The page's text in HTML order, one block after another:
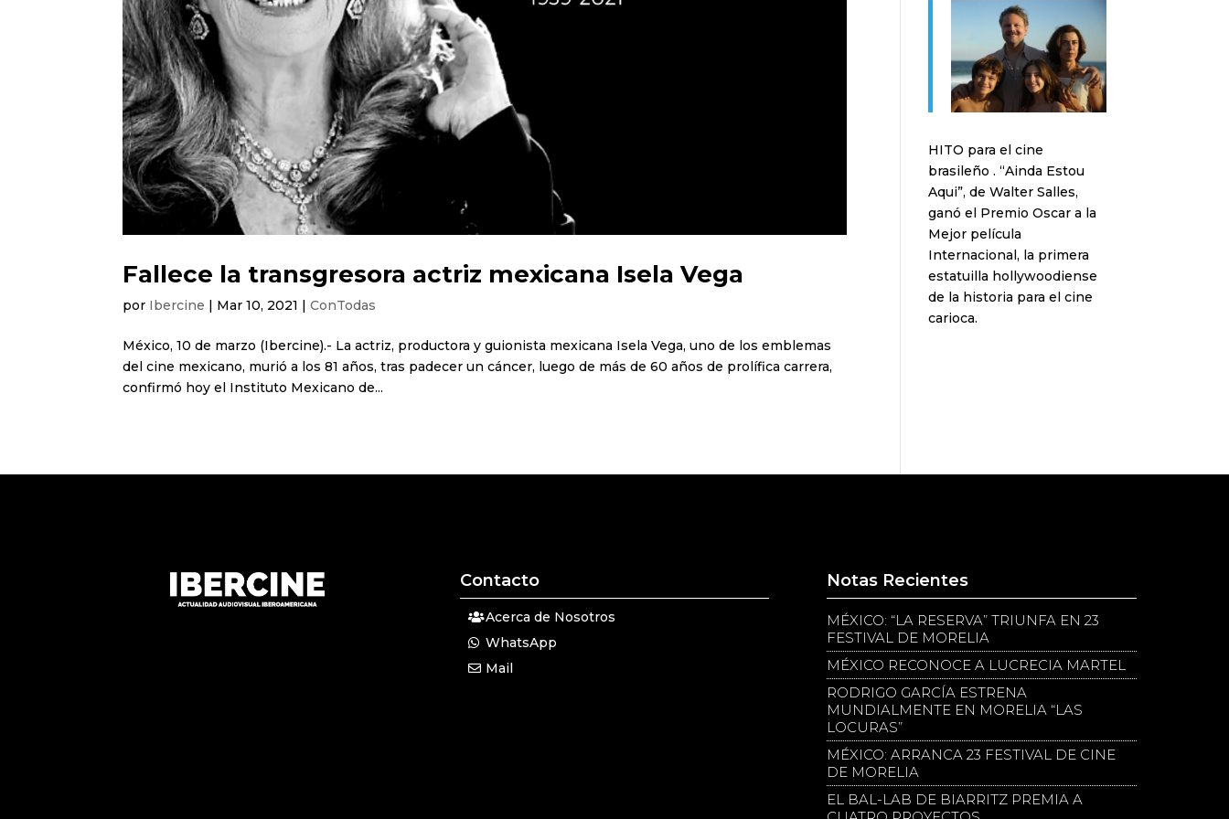
Fallece la transgresora actriz mexicana Isela Vega
por Ibercine | Mar 10, 2021 |ConTodas
México, 10 de marzo (Ibercine).- La actriz, productora y guionista mexicana Isela Vega, uno de los emblemas
del cine mexicano, murió a los 81 años, tras padecer un cáncer, luego de más de 60 años de prolífica carrera,
confirmó hoy el Instituto Mexicano de...
HITO para el cine
brasileño . “Ainda Estou
Aqui”, de Walter Salles,
ganó el Premio Oscar a la
Mejor película
Internacional, la primera
estatuilla hollywoodiense
de la historia para el cine
carioca.
Contacto
Acerca de Nosotros
WhatsApp
Mail
Notas Recientes
MÉXICO: “LA RESERVA” TRIUNFA EN 23
FESTIVAL DE MORELIA
MÉXICO RECONOCE A LUCRECIA MARTEL
RODRIGO GARCÍA ESTRENA
MUNDIALMENTE EN MORELIA “LAS
LOCURAS”
MÉXICO: ARRANCA 23 FESTIVAL DE CINE
DE MORELIA
EL BAL-LAB DE BIARRITZ PREMIA A